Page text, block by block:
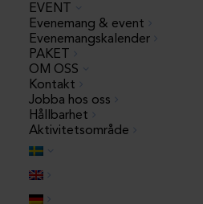
EVENT
Evenemang & event
Evenemangskalender
PAKET
OM OSS
Kontakt
Jobba hos oss
Hållbarhet
Aktivitetsområde
Pyjamaspartyt